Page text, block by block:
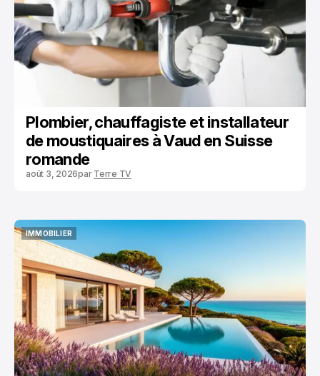
Plombier, chauffagiste et installateur
de moustiquaires à Vaud en Suisse
romande
août 3, 2026par Terre TV
IMMOBILIER
IMMOBILIER